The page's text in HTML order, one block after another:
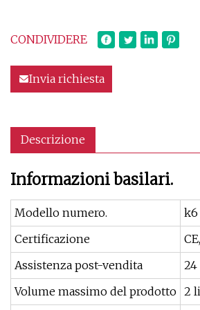
CONDIVIDERE
Invia richiesta
Descrizione
Informazioni basilari.
Modello numero.
k6
Certificazione
Assistenza post-vendita
Volume massimo del prodotto 2